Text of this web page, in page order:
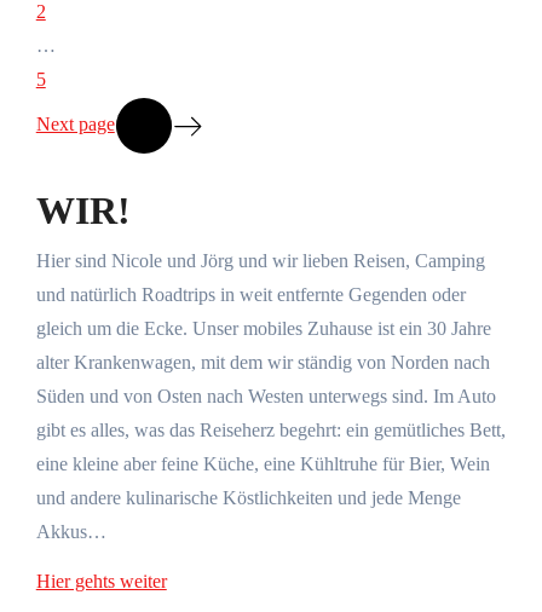
2
…
5
Next page
WIR!
Hier sind Nicole und Jörg und wir lieben Reisen, Camping
und natürlich Roadtrips in weit entfernte Gegenden oder
gleich um die Ecke. Unser mobiles Zuhause ist ein 30 Jahre
alter Krankenwagen, mit dem wir ständig von Norden nach
Süden und von Osten nach Westen unterwegs sind. Im Auto
gibt es alles, was das Reiseherz begehrt: ein gemütliches Bett,
eine kleine aber feine Küche, eine Kühltruhe für Bier, Wein
und andere kulinarische Köstlichkeiten und jede Menge
Akkus…
Hier gehts weiter